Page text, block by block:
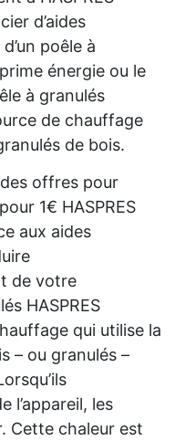
d’aides
poêle à
énergie ou le
à granulés
de chauffage
de bois.
offres pour
1€ HASPRES
aux aides
de votre
HASPRES
qui utilise la
– ou granulés –
l’appareil, les
Cette chaleur est